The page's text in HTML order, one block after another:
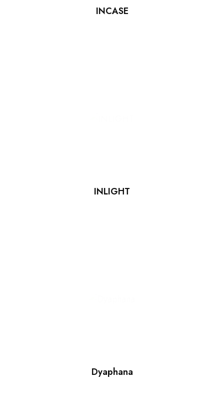
INCASE
INLIGHT
Dyaphana